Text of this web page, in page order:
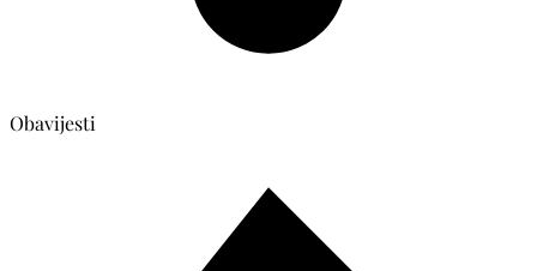
Obavijesti